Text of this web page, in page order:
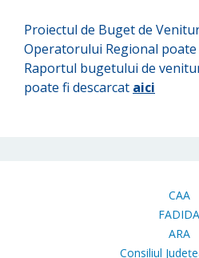
Proiectul de Buget de
Operatorului Regional poate
Raportul bugetului de
poate fi descarcat aici
CAA
FADIDA
ARA
Consiliul